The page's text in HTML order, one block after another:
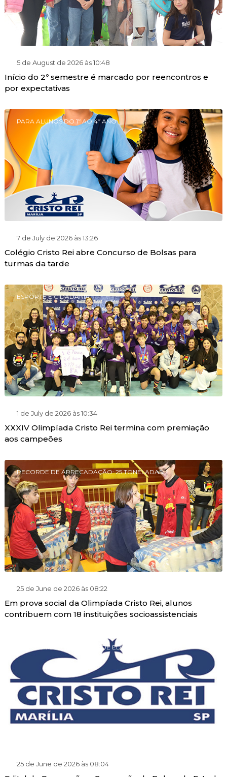
5 de August de 2026 às 10:48
Início do 2º semestre é marcado por reencontros e
por expectativas
PARA ALUNOS DO 1º AO 4º ANO
7 de July de 2026 às 13:26
Colégio Cristo Rei abre Concurso de Bolsas para
turmas da tarde
ESPORTE E CIDADANIA
1 de July de 2026 às 10:34
XXXIV Olimpíada Cristo Rei termina com premiação
aos campeões
RECORDE DE ARRECADAÇÃO: 25 TONELADAS
25 de June de 2026 às 08:22
Em prova social da Olimpíada Cristo Rei, alunos
contribuem com 18 instituições socioassistenciais
PROGRAMA DE GRATUIDADE EDUCACIONAL
25 de June de 2026 às 08:04